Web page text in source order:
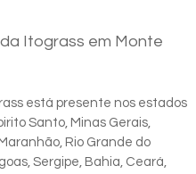
Itograss em Monte
está presente nos estados
Santo, Minas Gerais,
Rio Grande do
Sergipe, Bahia, Ceará,